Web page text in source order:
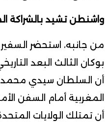
واشنطن تشيد بالشراكة
من جانبه، استحضر
بوكان الثالث البعد
أن السلطان سيدي محمد
أن تمتلك الولايات